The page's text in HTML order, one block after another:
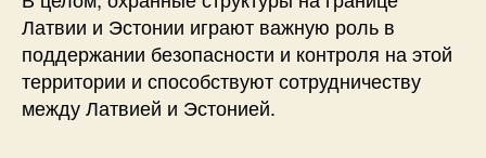
Латвии и Эстонии играют важную роль в
поддержании безопасности и контроля на этой
территории и способствуют сотрудничеству
между Латвией и Эстонией.